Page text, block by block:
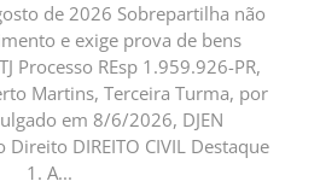
de 2026 Sobrepartilha não
e exige prova de bens
Processo REsp 1.959.926-PR,
Martins, Terceira Turma, por
em 8/6/2026, DJEN
DIREITO CIVIL Destaque
1. A...